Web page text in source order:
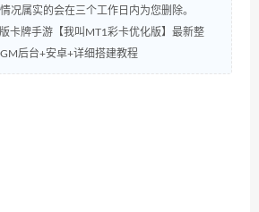
况属实的会在三个工作日内为您删除。
卡牌手游【我叫MT1彩卡优化版】最新整
后台+安卓+详细搭建教程